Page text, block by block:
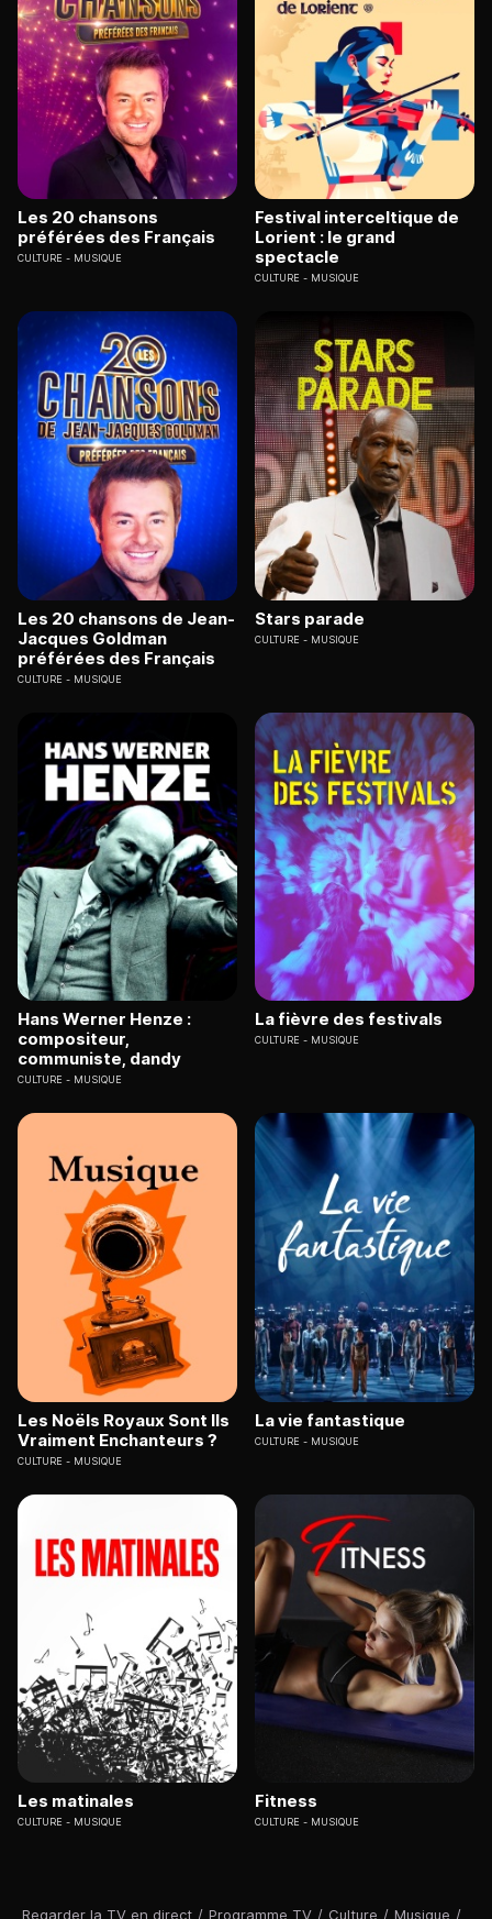
Regarder la TV en direct / Programme TV / Culture / Musique /
Les 20 chansons
préférées des Français
CULTURE MUSIQUE
Festival interceltique de
Lorient : le grand
spectacle
CULTURE MUSIQUE
Les 20 chansons de Jean-
Jacques Goldman
préférées des Français
CULTURE MUSIQUE
Stars parade
CULTURE MUSIQUE
Hans Werner Henze :
compositeur,
communiste, dandy
CULTURE MUSIQUE
La fièvre des festivals
CULTURE MUSIQUE
Les Noëls Royaux Sont Ils
Vraiment Enchanteurs ?
CULTURE MUSIQUE
La vie fantastique
CULTURE MUSIQUE
Les matinales
CULTURE MUSIQUE
Fitness
CULTURE MUSIQUE